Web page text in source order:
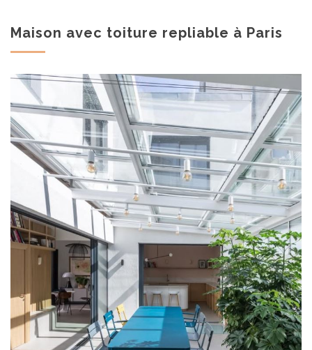
Maison avec toiture repliable à Paris